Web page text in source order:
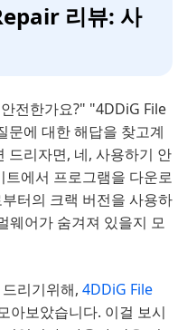
리뷰: 사
전한가요?" "4DDiG File
문에 대한 해답을 찾고계
드리자면, 네, 사용하기 안
에서 프로그램을 다운로
터의 크랙 버전을 사용하
웨어가 숨겨져 있을지 모
리기위해, 4DDiG File
아보았습니다. 이걸 보시